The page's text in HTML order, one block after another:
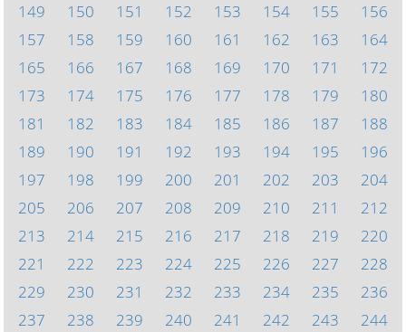
149
150 151 152 153 154 155
156
157
158 159 160 161 162 163
164
165
166 167 168 169 170 171
172
173
174 175 176 177 178 179
180
181
182 183 184 185 186 187
188
189
190 191 192 193 194 195
196
197
198 199 200 201 202 203
204
205
206 207 208 209 210 211
212
213
214 215 216 217 218 219
220
221
222 223 224 225 226 227
228
229
230 231 232 233 234 235
236
237
238 239 240 241 242 243
244